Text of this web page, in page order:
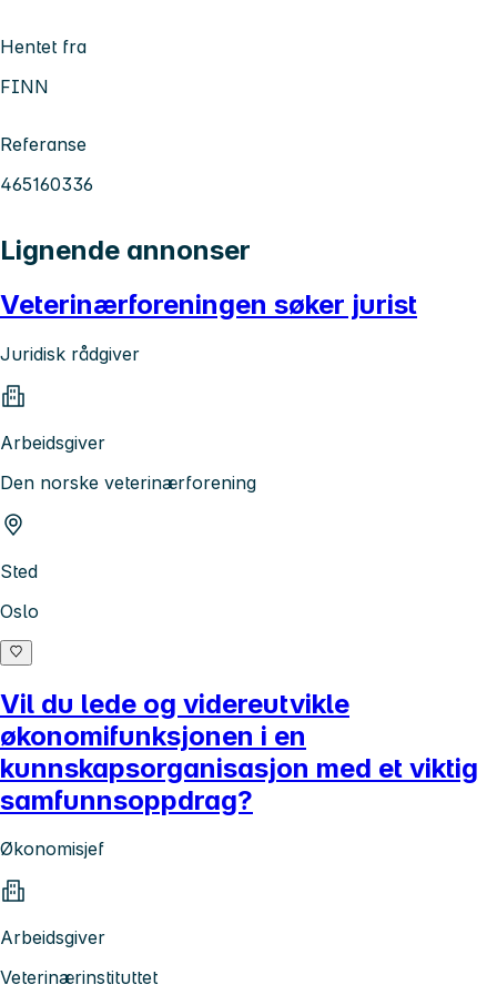
Hentet fra
FINN
Referanse
465160336
Lignende annonser
Veterinærforeningen søker jurist
Juridisk rådgiver
Arbeidsgiver
Den norske veterinærforening
Sted
Oslo
Vil du lede og videreutvikle
økonomifunksjonen i en
kunnskapsorganisasjon med et viktig
samfunnsoppdrag?
Økonomisjef
Arbeidsgiver
Veterinærinstituttet